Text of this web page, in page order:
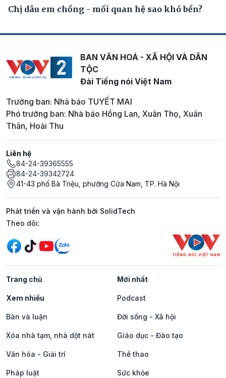
Chị dâu em chồng - mối quan hệ sao khó bền?
BAN VĂN HOÁ - XÃ HỘI VÀ DÂN
TỘC
Đài Tiếng nói Việt Nam
Trưởng ban: Nhà báo TUYẾT MAI
Phó trưởng ban: Nhà báo Hồng Lan, Xuân Thọ, Xuân
Thân, Hoài Thu
Liên hệ
84-24-39365555
84-24-39342724
41-43 phố Bà Triệu, phường Cửa Nam, TP. Hà Nội
Phát triển và vận hành bởi SolidTech
Mạng xã hội
Theo dõi:
Trang chủ Mới nhất
Xem nhiều Podcast
Bàn và luận Đời sống - Xã hội
Xóa nhà tạm, nhà dột nát Giáo dục - Đào tạo
Văn hóa - Giải trí Thể thao
Pháp luật Sức khỏe